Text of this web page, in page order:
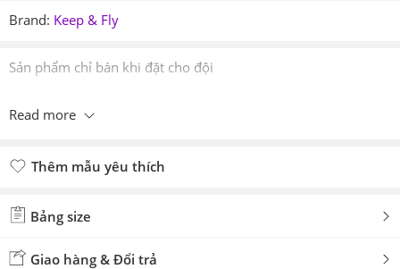
Brand: Keep & Fly
Sản phẩm chỉ bán khi đặt cho đội
Read more
Thêm mẫu yêu thích
Bảng size
Giao hàng & Đổi trả